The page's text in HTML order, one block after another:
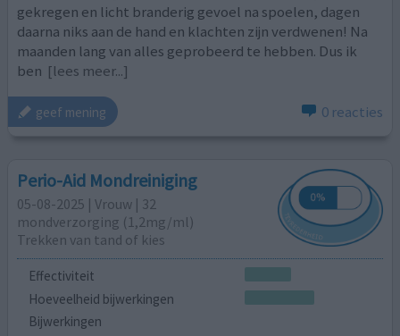
gekregen en licht branderig gevoel na spoelen, dagen
daarna niks aan de hand en klachten zijn verdwenen! Na
maanden lang van alles geprobeerd te hebben. Dus ik
ben [lees meer...]
geef mening 0 reacties
Perio-Aid Mondreiniging
05-08-2025 | Vrouw | 32
mondverzorging (1,2mg/ml)
Trekken van tand of kies
Effectiviteit
Hoeveelheid bijwerkingen
Bijwerkingen